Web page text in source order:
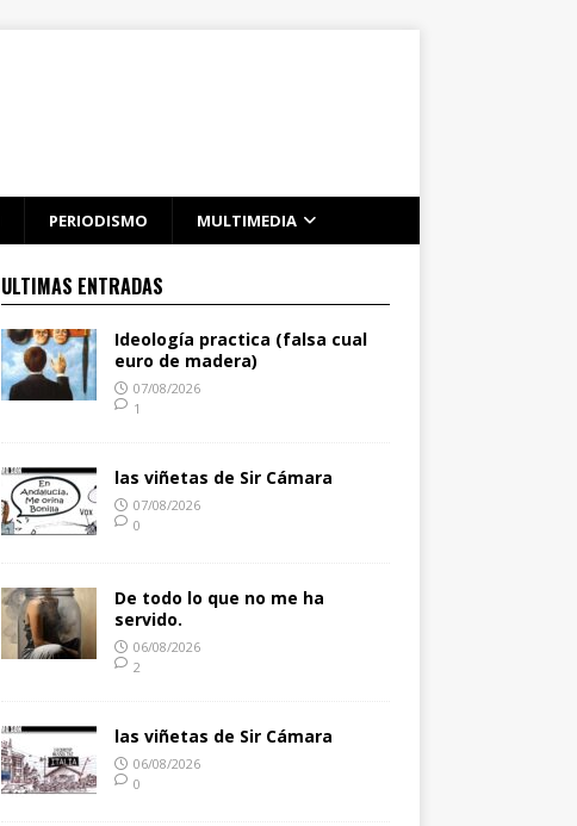
PERIODISMO MULTIMEDIA
ULTIMAS ENTRADAS
Ideología practica (falsa cual
euro de madera)
07/08/2026
1
las viñetas de Sir Cámara
07/08/2026
0
De todo lo que no me ha
servido.
06/08/2026
2
las viñetas de Sir Cámara
06/08/2026
0